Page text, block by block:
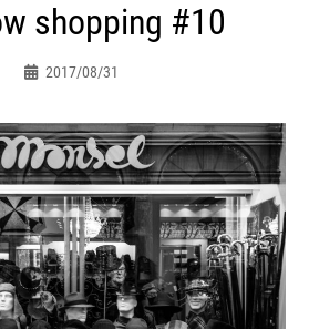
shopping #10
2017/08/31